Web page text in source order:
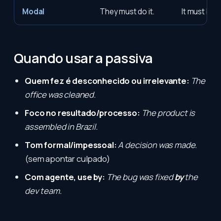
Modal They must do it. It must be
Quando usar a passiva
Quem fez é desconhecido ou irrelevante: The
office was cleaned.
Foco no resultado/processo: The product is
assembled in Brazil.
Tom formal/impessoal:A decision was made.
(sem apontar culpado)
Com agente, use by: The bug was fixedbythe
dev team.